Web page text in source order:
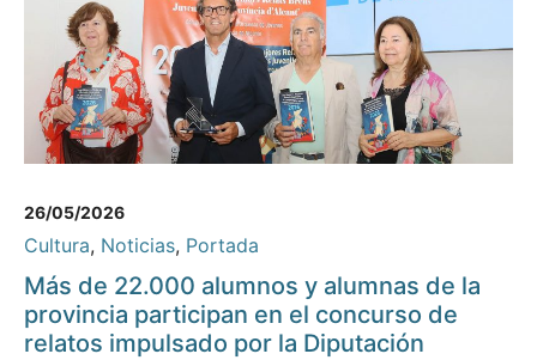
26/05/2026
Cultura, Noticias, Portada
Más de 22.000 alumnos y alumnas de la
provincia participan en el concurso de
relatos impulsado por la Diputación